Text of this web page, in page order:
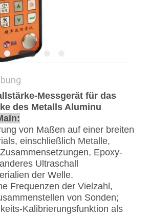
Messgerät für das
des Metalls Aluminu
von Maßen auf einer breiten
einschließlich Metalle,
Epoxy-
Ultraschall
der Welle.
Frequenzen der Vielzahl,
von Sonden;
Kalibrierungsfunktion als